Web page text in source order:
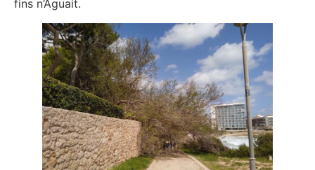
fins n’Aguait.